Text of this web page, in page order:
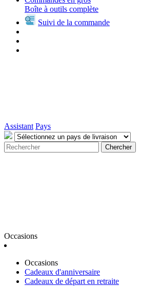
Boîte à outils complète
Suivi de la commande
Assistant Pays
Chercher
Occasions
Occasions
Cadeaux d'anniversaire
Cadeaux de départ en retraite